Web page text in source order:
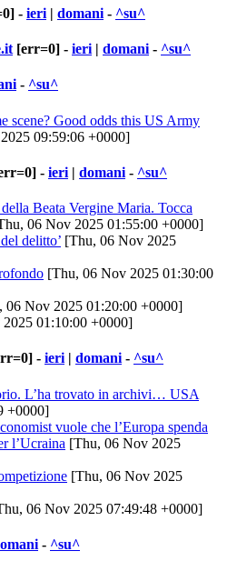
- ieri | domani - ^su^
[err=0] - ieri | domani - ^su^
- ^su^
scene? Good odds this US Army
09:59:06 +0000]
- ieri | domani - ^su^
Beata Vergine Maria. Tocca
06 Nov 2025 01:55:00 +0000]
delitto’ [Thu, 06 Nov 2025
[Thu, 06 Nov 2025 01:30:00
06 Nov 2025 01:20:00 +0000]
01:10:00 +0000]
- ieri| domani- ^su^
L’ha trovato in archivi… USA
+0000]
vuole che l’Europa spenda
l’Ucraina [Thu, 06 Nov 2025
[Thu, 06 Nov 2025
06 Nov 2025 07:49:48 +0000]
- ^su^